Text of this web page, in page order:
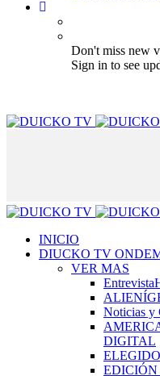
Don't miss new
Sign in to see
INICIO
DIUCKO TV
VER MAS
Noticias y
DIGITAL